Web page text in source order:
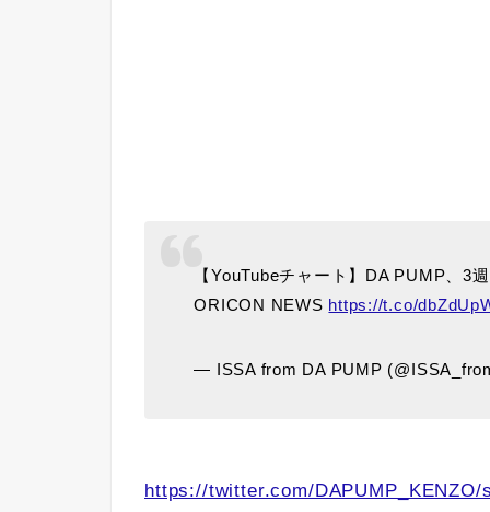
【YouTubeチャート】DA PUMP、
ORICON NEWS https://t.co/
— ISSA from DA PUMP
https://twitter.com/DAPUMP_KENZO/